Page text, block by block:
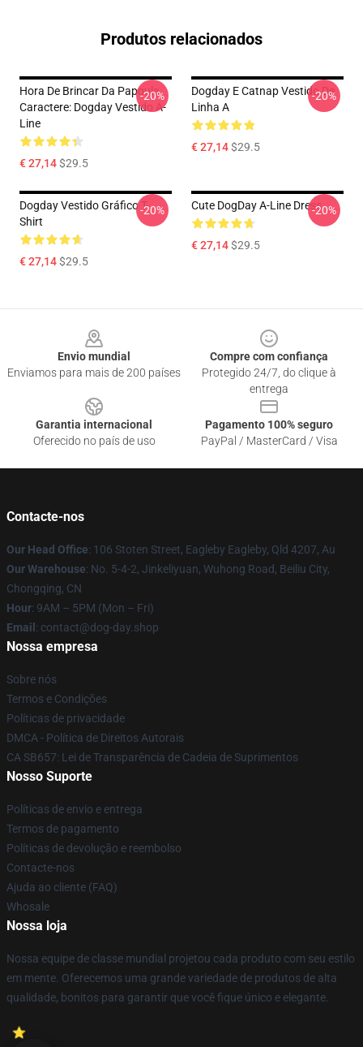
Produtos relacionados
Hora De Brincar Da Papoula
Caractere: Dogday Vestido A-
Line
€ 27,14$29.5
-20%
Dogday E Catnap Vestido De
Linha A
€ 27,14$29.5
-20%
Dogday Vestido Gráfico T-
Shirt
€ 27,14$29.5
-20% Cute DogDay A-Line Dress
€ 27,14$29.5
-20%
Envio mundial
Enviamos para mais de 200 países
Compre com confiança
Protegido 24/7, do clique à
entrega
Garantia internacional
Oferecido no país de uso
Pagamento 100% seguro
PayPal / MasterCard / Visa
Contacte-nos
Our Head Office: 106 Stoten Street, Eagleby Eagleby, Qld 4207, Au
Our Warehouse: No. 5-4-2, Jinkeliyuan, Wuhong Road, Beiliu City,
Chongqing, CN
Hour: 9AM – 5PM (Mon – Fri)
Email : contact@dog-day.shop
Nossa empresa
Sobre nós
Termos e Condições
Políticas de privacidade
DMCA - Política de Direitos Autorais
CA SB657: Lei de Transparência de Cadeia de Suprimentos
Nosso Suporte
Políticas de envio e entrega
Termos de pagamento
Políticas de devolução e reembolso
Contacte-nos
Ajuda ao cliente (FAQ)
Whosale
Nossa loja
Nossa equipe de classe mundial projetou cada produto com seu estilo
em mente. Oferecemos uma grande variedade de produtos de alta
qualidade, bonitos para garantir que você fique único e elegante.